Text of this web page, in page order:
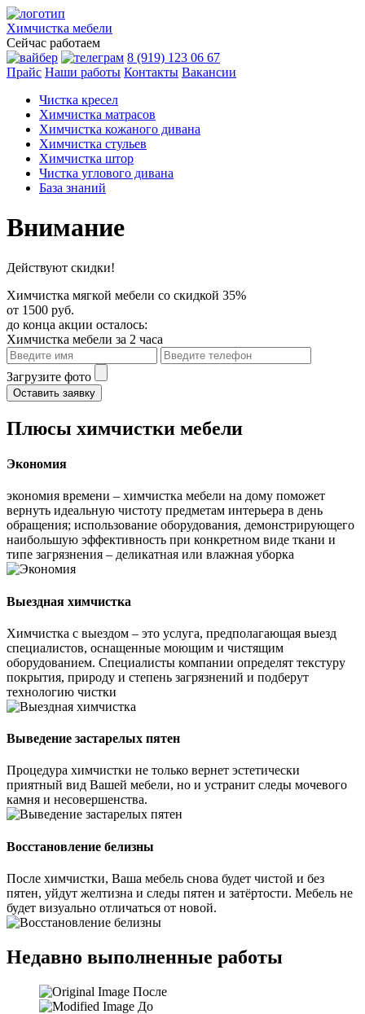
Химчистка мебели
Сейчас работаем
8 (919) 123 06 67
Прайс Наши работы Контакты Вакансии
Чистка кресел
Химчистка матрасов
Химчистка кожаного дивана
Химчистка стульев
Химчистка штор
Чистка углового дивана
База знаний
Внимание
Действуют скидки!
Химчистка мягкой мебели со скидкой 35%
от 1500 руб.
до конца акции осталось:
Химчистка мебели за 2 часа
Загрузите фото
Оставить заявку
Плюсы химчистки мебели
Экономия
экономия времени – химчистка мебели на дому поможет
вернуть идеальную чистоту предметам интерьера в день
обращения; использование оборудования, демонстрирующего
наибольшую эффективность при конкретном виде ткани и
типе загрязнения – деликатная или влажная уборка
Выездная химчистка
Химчистка с выездом – это услуга, предполагающая выезд
специалистов, оснащенные моющим и чистящим
оборудованием. Специалисты компании определят текстуру
покрытия, природу и степень загрязнений и подберут
технологию чистки
Выведение застарелых пятен
Процедура химчистки не только вернет эстетически
приятный вид Вашей мебели, но и устранит следы мочевого
камня и несовершенства.
Восстановление белизны
После химчистки, Ваша мебель снова будет чистой и без
пятен, уйдут желтизна и следы пятен и затёртости. Мебель не
будет визуально отличаться от новой.
Недавно выполненные работы
После
До